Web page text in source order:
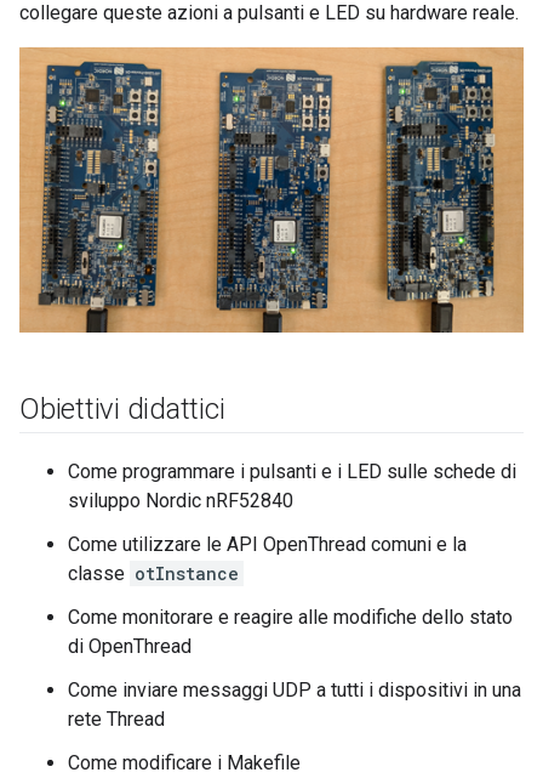
collegare queste azioni a pulsanti e LED su hardware reale.
Obiettivi didattici
Come programmare i pulsanti e i LED sulle schede di
sviluppo Nordic nRF52840
Come utilizzare le API OpenThread comuni e la
classe otInstance
Come monitorare e reagire alle modifiche dello stato
di OpenThread
Come inviare messaggi UDP a tutti i dispositivi in una
rete Thread
Come modificare i Makefile